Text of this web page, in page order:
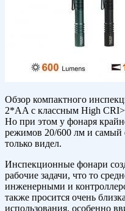
Обзор компактного
2*AA с классным High
Но при этом у фонаря
режимов 20/600 лм и самый
только видел.
Инспекционные фонари
рабочие задачи, что то
инженерными и
также просится очень
использования, особенно